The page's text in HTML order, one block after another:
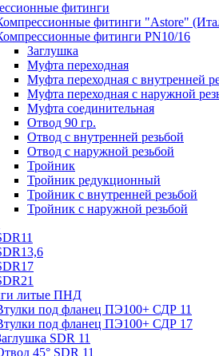
фитинги
фитинги "Astore"
фитинги PN10/16
Заглушка
Муфта переходная
Муфта переходная с внутренней
Муфта переходная с наружной
Муфта соединительная
Отвод 90 гр.
Отвод с внутренней резьбой
Отвод с наружной резьбой
Тройник
Тройник редукционный
Тройник с внутренней резьбой
Тройник с наружной резьбой
литые ПНД
под фланец ПЭ100+ СДР 11
под фланец ПЭ100+ СДР 17
SDR 11
45° SDR 11